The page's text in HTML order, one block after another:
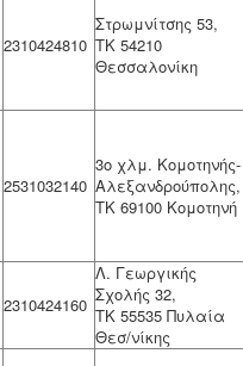
2310424810
Στρωμνίτσης 53,
ΤΚ 54210
Θεσσαλονίκη
2531032140
3ο χλμ. Κομοτηνής-
Αλεξανδρούπολης,
ΤΚ 69100 Κομοτηνή
2310424160
Λ. Γεωργικής
Σχολής 32,
ΤΚ 55535 Πυλαία
Θεσ/νίκης